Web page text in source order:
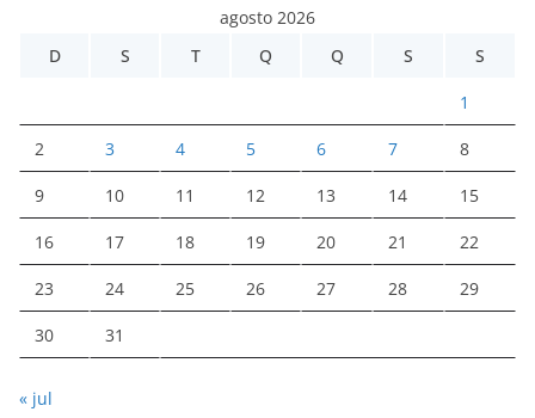
agosto 2026
D
S T Q Q S S
1
2 3 4 5 6 7 8
9 10 11 12 13 14 15
16 17 18 19 20 21 22
23 24 25 26 27 28 29
30 31
« jul